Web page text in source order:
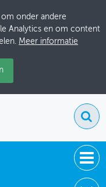
onder andere
Analytics en om content
Meer informatie